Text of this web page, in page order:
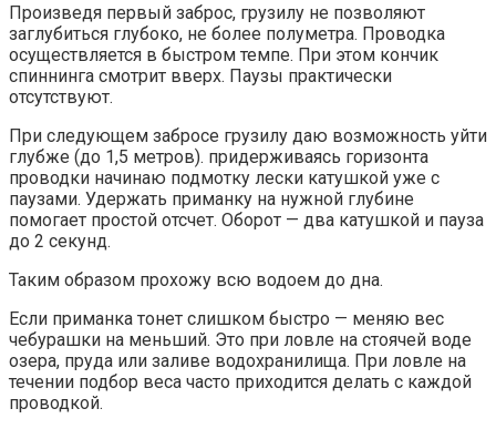
Произведя первый заброс, грузилу не позволяют
заглубиться глубоко, не более полуметра. Проводка
осуществляется в быстром темпе. При этом кончик
спиннинга смотрит вверх. Паузы практически
отсутствуют.
При следующем забросе грузилу даю возможность уйти
глубже (до 1,5 метров). придерживаясь горизонта
проводки начинаю подмотку лески катушкой уже с
паузами. Удержать приманку на нужной глубине
помогает простой отсчет. Оборот — два катушкой и пауза
до 2 секунд.
Таким образом прохожу всю водоем до дна.
Если приманка тонет слишком быстро — меняю вес
чебурашки на меньший. Это при ловле на стоячей воде
озера, пруда или заливе водохранилища. При ловле на
течении подбор веса часто приходится делать с каждой
проводкой.